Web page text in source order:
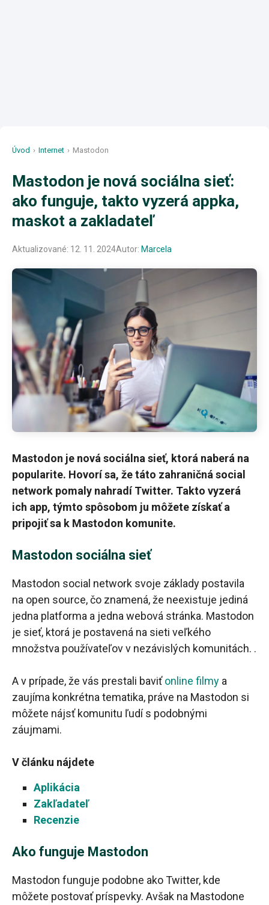
Úvod › Internet › Mastodon
Mastodon je nová sociálna sieť:
ako funguje, takto vyzerá appka,
maskot a zakladateľ
Aktualizované: 12. 11. 2024Autor: Marcela
Mastodon je nová sociálna sieť, ktorá naberá na
popularite. Hovorí sa, že táto zahraničná social
network pomaly nahradí Twitter. Takto vyzerá
ich app, týmto spôsobom ju môžete získať a
pripojiť sa k Mastodon komunite.
Mastodon sociálna sieť
Mastodon social network svoje základy postavila
na open source, čo znamená, že neexistuje jediná
jedna platforma a jedna webová stránka. Mastodon
je sieť, ktorá je postavená na sieti veľkého
množstva používateľov v nezávislých komunitách. .
A v prípade, že vás prestali baviťonline filmy a
zaujíma konkrétna tematika, práve na Mastodon si
môžete nájsť komunitu ľudí s podobnými
záujmami.
V článku nájdete
Aplikácia
Zakľadateľ
Recenzie
Ako funguje Mastodon
Mastodon funguje podobne ako Twitter, kde
môžete postovať príspevky. Avšak na Mastodone